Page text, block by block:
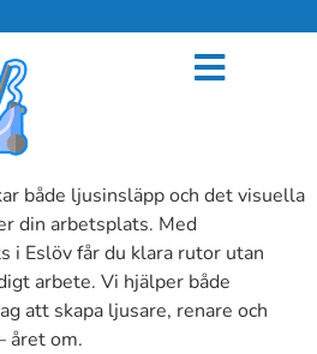
både ljusinsläpp och det visuella
din arbetsplats. Med
i Eslöv får du klara rutor utan
arbete. Vi hjälper både
att skapa ljusare, renare och
året om.